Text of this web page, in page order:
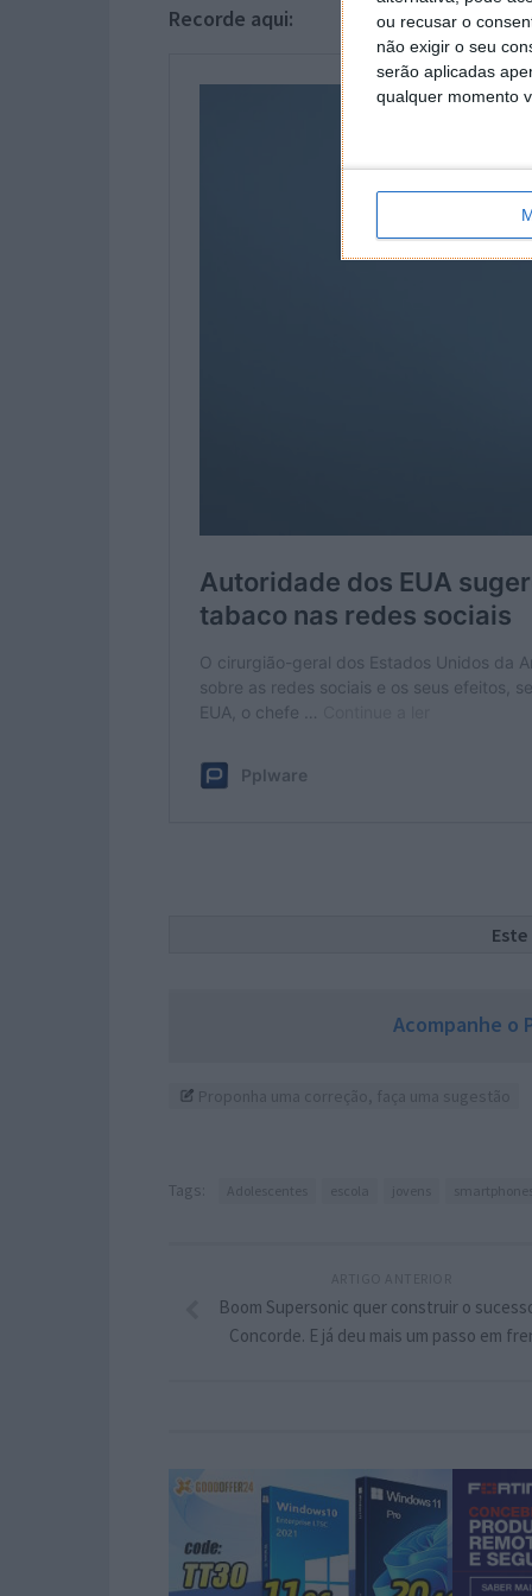
ou recusar o
não exigir o seu
serão aplicadas
qualquer momento
Recorde aqui:
Acompanhe o
Tags:
Boom Supersonic quer construir o
Concorde. E já deu mais um passo em